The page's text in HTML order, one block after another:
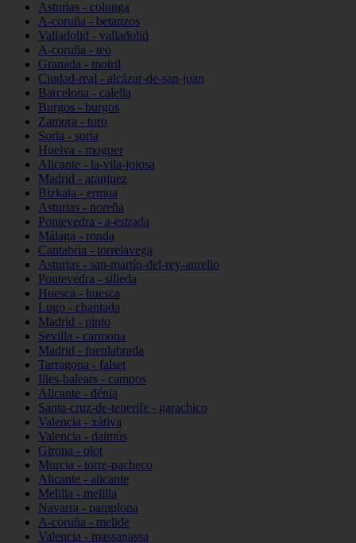
Asturias - colunga
A-coruña - betanzos
Valladolid - valladolid
A-coruña - teo
Granada - motril
Ciudad-real - alcázar-de-san-juan
Barcelona - calella
Burgos - burgos
Zamora - toro
Soria - soria
Huelva - moguer
Alicante - la-vila-joiosa
Madrid - aranjuez
Bizkaia - ermua
Asturias - noreña
Pontevedra - a-estrada
Málaga - ronda
Cantabria - torrelavega
Asturias - san-martín-del-rey-aurelio
Pontevedra - silleda
Huesca - huesca
Lugo - chantada
Madrid - pinto
Sevilla - carmona
Madrid - fuenlabrada
Tarragona - falset
Illes-balears - campos
Alicante - dénia
Santa-cruz-de-tenerife - garachico
Valencia - xàtiva
Valencia - daimús
Girona - olot
Murcia - torre-pacheco
Alicante - alicante
Melilla - melilla
Navarra - pamplona
A-coruña - melide
Valencia - massanassa